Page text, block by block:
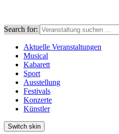
Search for:
Aktuelle Veranstaltungen
Musical
Kabarett
Sport
Ausstellung
Festivals
Konzerte
Künstler
Switch skin